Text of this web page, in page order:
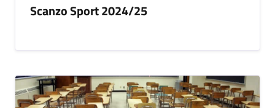
Scanzo Sport 2024/25